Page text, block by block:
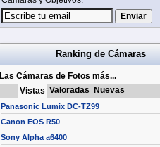
Ranking de Cámaras
Las Cámaras de Fotos más...
Vistas Valoradas Nuevas
Panasonic Lumix DC-TZ99
Canon EOS R50
Sony Alpha a6400